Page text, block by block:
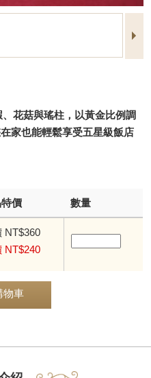
花菇與瑤柱，以黃金比例調
家也能輕鬆享受五星級飯店
價 數量
NT$360
NT$240
物車